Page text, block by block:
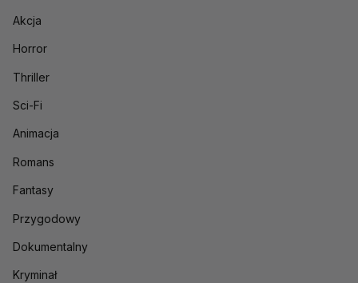
Akcja
Horror
Thriller
Sci-Fi
Animacja
Romans
Fantasy
Przygodowy
Dokumentalny
Kryminał